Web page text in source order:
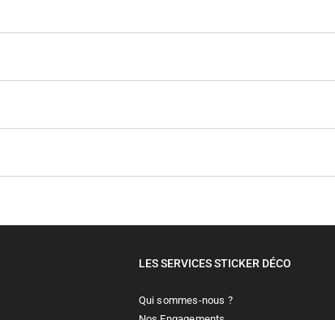
LES SERVICES STICKER DÉCO
Qui sommes-nous ?